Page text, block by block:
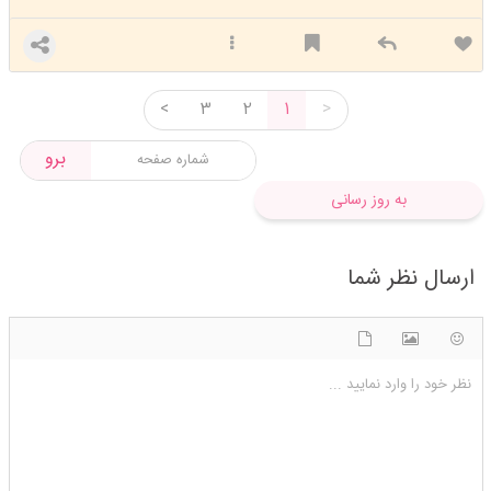
>
1
2
3
<
برو
به روز رسانی
ارسال نظر شما
نظر خود را وارد نمایید ...